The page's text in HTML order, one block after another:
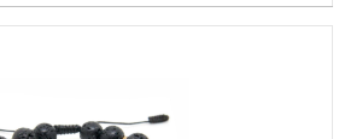
браслете из агата буквально воспламеняет